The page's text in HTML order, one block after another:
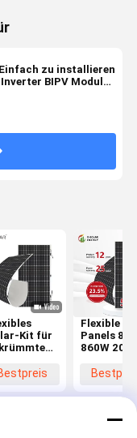
zu installieren
BIPV Modul
Kit für
Flexible
Panels
860W
minimalem